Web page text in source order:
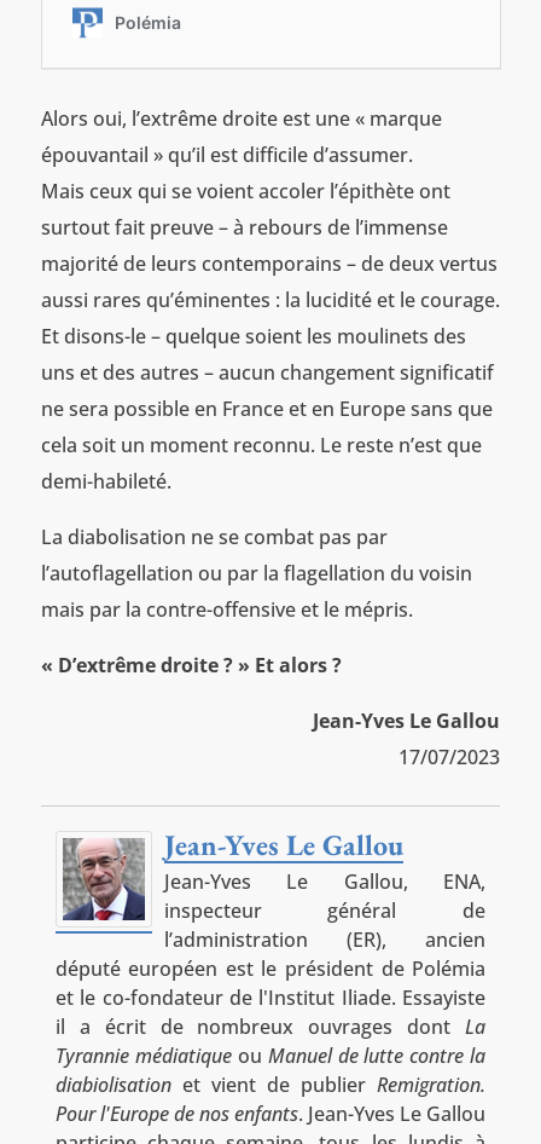
Alors oui, l’extrême droite est une « marque
épouvantail » qu’il est difficile d’assumer.
Mais ceux qui se voient accoler l’épithète ont
surtout fait preuve – à rebours de l’immense
majorité de leurs contemporains – de deux vertus
aussi rares qu’éminentes : la lucidité et le courage.
Et disons-le – quelque soient les moulinets des
uns et des autres – aucun changement significatif
ne sera possible en France et en Europe sans que
cela soit un moment reconnu. Le reste n’est que
demi-habileté.
La diabolisation ne se combat pas par
l’autoflagellation ou par la flagellation du voisin
mais par la contre-offensive et le mépris.
« D’extrême droite ? » Et alors ?
Jean-Yves Le Gallou
17/07/2023
Jean-Yves Le Gallou
Jean-Yves Le Gallou, ENA,
inspecteur général de
l’administration (ER), ancien
député européen est le président de Polémia
et le co-fondateur de l'Institut Iliade. Essayiste
il a écrit de nombreux ouvrages dontLa
Tyrannie médiatiqueou Manuel de lutte contre la
diabiolisationet vient de publierRemigration.
Pour l'Europe de nos enfants. Jean-Yves Le Gallou